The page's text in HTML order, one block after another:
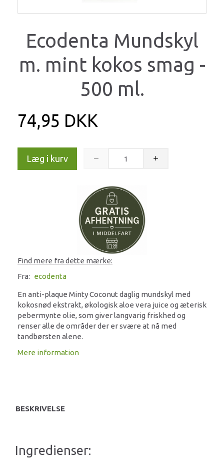
Ecodenta Mundskyl
m. mint kokos smag -
500 ml.
74,95 DKK
Læg i kurv
Find mere fra dette mærke:
Fra: ecodenta
En anti-plaque Minty Coconut daglig mundskyl med
kokosnød ekstrakt, økologisk aloe vera juice og æterisk
pebermynte olie, som giver langvarig friskhed og
renser alle de områder der er svære at nå med
tandbørsten alene.
Mere information
BESKRIVELSE
Ingredienser: